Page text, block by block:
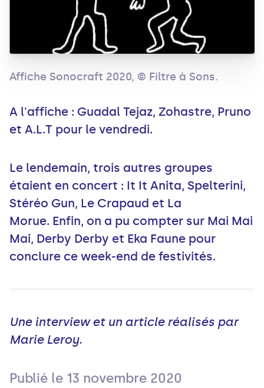
Affiche Sonocraft 2020, © Filtre à Sons.
A l'affiche : Guadal Tejaz, Zohastre, Pruno
et A.L.T pour le vendredi.
Le lendemain, trois autres groupes
étaient en concert : It It Anita, Spelterini,
Stéréo Gun, Le Crapaud et La
Morue. Enfin, on a pu compter sur Mai Mai
Mai, Derby Derby et Eka Faune pour
conclure ce week-end de festivités.
Une interview et un article réalisés par
Marie Leroy.
Publié le 13 novembre 2020